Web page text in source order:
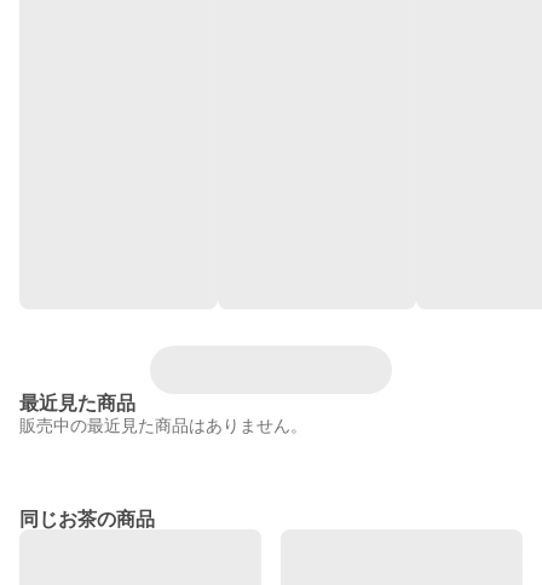
最近見た商品
販売中の最近見た商品はありません。
同じお茶の商品